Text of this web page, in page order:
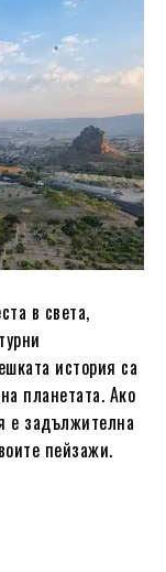
в света,
история са
планетата. Ако
е задължителна
пейзажи.